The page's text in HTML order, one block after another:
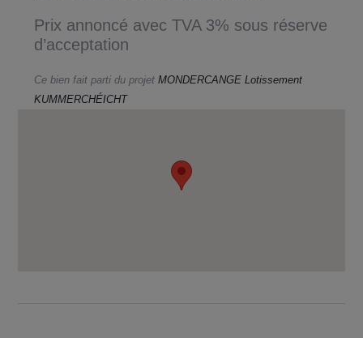
Prix annoncé avec TVA 3% sous réserve
d’acceptation
Ce bien fait parti du projetMONDERCANGE Lotissement
KUMMERCHÉICHT